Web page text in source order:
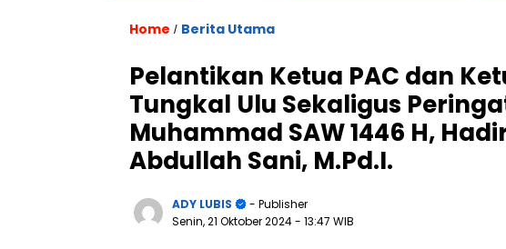
Home / Berita Utama
Pelantikan Ketua PAC dan
Tungkal Ulu Sekaligus
Muhammad SAW 1446 H,
Abdullah Sani, M.Pd.I.
ADY LUBIS
- Publisher
Senin, 21 Oktober 2024- 13:47 WIB